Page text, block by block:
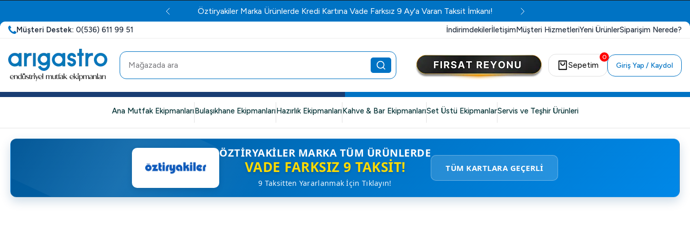
Öztiryakiler Marka Ürünlerde Kredi Kartına Vade Farksız 9 Ay'a Varan Taksit İmkanı!
Müşteri Destek: 0(536) 611 99 51 İndirimdekilerİletişimMüşteri HizmetleriYeni ÜrünlerSiparişim Nerede?
0
Sepetim Giriş Yap / Kaydol
Ana Mutfak EkipmanlarıBulaşıkhane EkipmanlarıHazırlık EkipmanlarıKahve & Bar EkipmanlarıSet Üstü EkipmanlarServis ve Teşhir Ürünleri
ÖZTIRYAKILER MARKA TÜM ÜRÜNLERDE
VADE FARKSIZ 9 TAKSIT!
9 Taksitten Yararlanmak İçin Tıklayın!
TÜM KARTLARA GEÇERLİ